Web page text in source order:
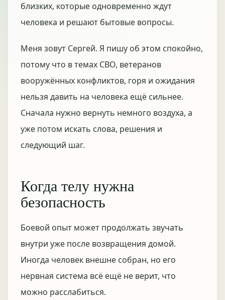
близких, которые одновременно ждут
человека и решают бытовые вопросы.
Меня зовут Сергей. Я пишу об этом спокойно,
потому что в темах СВО, ветеранов
вооружённых конфликтов, горя и ожидания
нельзя давить на человека ещё сильнее.
Сначала нужно вернуть немного воздуха, а
уже потом искать слова, решения и
следующий шаг.
Когда телу нужна
безопасность
Боевой опыт может продолжать звучать
внутри уже после возвращения домой.
Иногда человек внешне собран, но его
нервная система всё ещё не верит, что
можно расслабиться.